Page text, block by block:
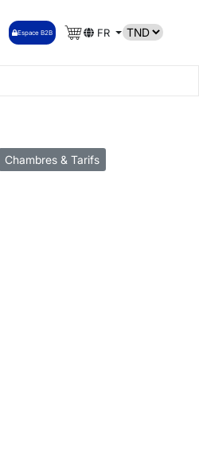
Espace B2B FR
Chambres & Tarifs